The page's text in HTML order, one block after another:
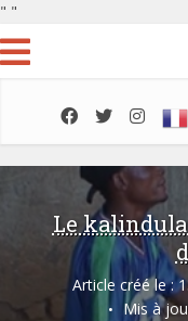
" "
Le
Article créé le :
Mis à